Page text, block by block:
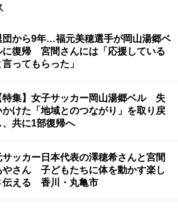
団から9年…福元美穂選手が岡山湯郷ベ
に復帰 宮間さんには「応援している
言ってもらった」
特集】女子サッカー岡山湯郷ベル 失
かけた「地域とのつながり」を取り戻
、共に1部復帰へ
サッカー日本代表の澤穂希さんと宮間
やさん 子どもたちに体を動かす楽し
伝える 香川・丸亀市